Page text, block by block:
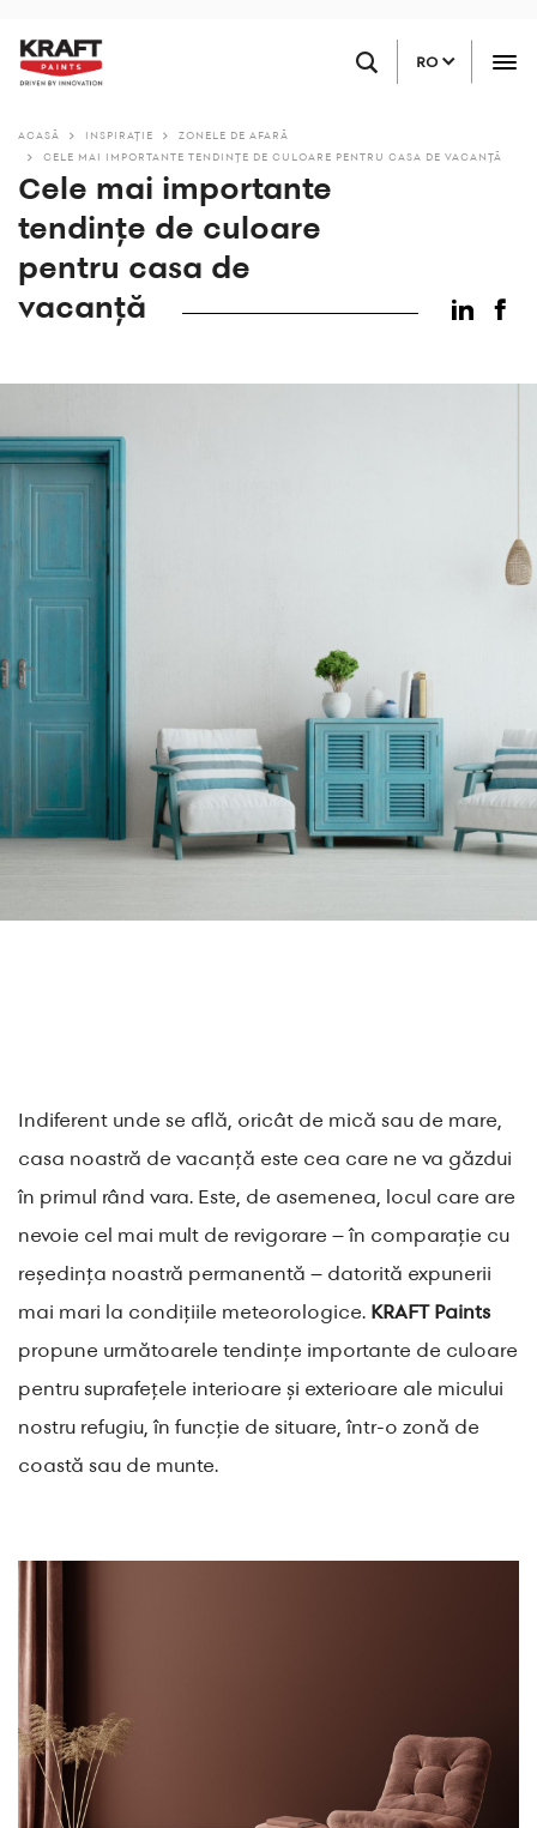
conținutul
RO
ACASĂ INSPIRAȚIE
ZONELE DE AFARĂ
CELE MAI IMPORTANTE TENDINȚE DE CULOARE PENTRU CASA DE VACANȚĂ
Cele mai importante
tendințe de culoare
pentru casa de
vacanță
Indiferent unde se află, oricât de mică sau de mare,
casa noastră de vacanță este cea care ne va găzdui
în primul rând vara. Este, de asemenea, locul care are
nevoie cel mai mult de revigorare – în comparație cu
reședința noastră permanentă – datorită expunerii
mai mari la condițiile meteorologice. KRAFT Paints
propune următoarele tendințe importante de culoare
pentru suprafețele interioare și exterioare ale micului
nostru refugiu, în funcție de situare, într-o zonă de
coastă sau de munte.